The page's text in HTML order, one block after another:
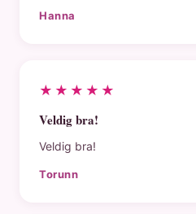
Hanna
★★★★★
Veldig bra!
Veldig bra!
Torunn